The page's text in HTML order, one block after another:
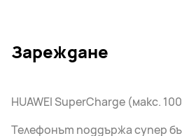
Зареждане
HUAWEI SuperCharge (макс.
Телефонът поддържа супер